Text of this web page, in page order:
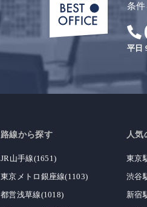
条
平日
路線から探す
JR山手線(1651)
東京メトロ銀座線(1103)
都営浅草線(1018)
人気
東京
渋谷
新宿